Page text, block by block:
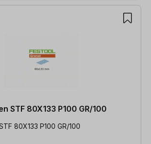
STF 80X133 P100 GR/100
80X133 P100 GR/100